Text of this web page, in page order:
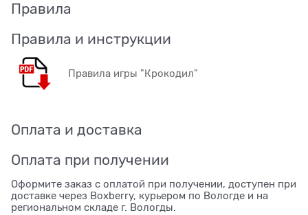
Правила
Правила и инструкции
Правила игры "Крокодил"
Оплата и доставка
Оплата при получении
Оформите заказ с оплатой при получении, доступен при
доставке через Boxberry, курьером по Вологде и на
региональном складе г. Вологды.